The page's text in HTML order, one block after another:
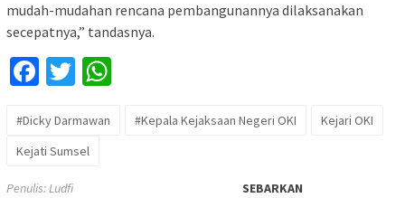
mudah-mudahan rencana pembangunannya dilaksanakan
secepatnya,” tandasnya.
Facebook
Twitter
#Dicky Darmawan #Kepala Kejaksaan Negeri OKI
Kejari OKI
Kejati Sumsel
Penulis: Ludfi
SEBARKAN